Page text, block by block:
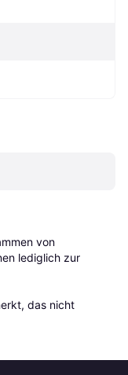
von
lediglich zur
das nicht